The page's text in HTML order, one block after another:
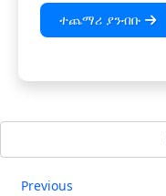
ተጨማሪ ያንብቡ
Previous